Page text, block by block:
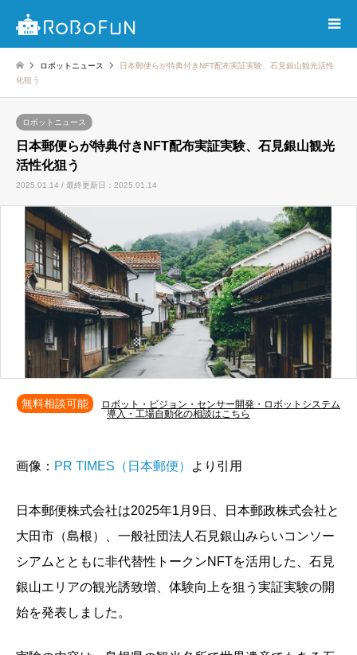
ロボットニュース
日本郵便らが特典付きNFT配布実証実験、石見銀山観光活性
化狙う
ロボットニュース
日本郵便らが特典付きNFT配布実証実験、石見銀山観光
活性化狙う
2025.01.14 / 最終更新日：2025.01.14
無料相談可能
ロボット・ビジョン・センサー開発・ロボットシステム
導入・工場自動化の相談はこちら
画像： PR TIMES（日本郵便） より引用
日本郵便株式会社は2025年1月9日、日本郵政株式会社と
大田市（島根）、一般社団法人石見銀山みらいコンソー
シアムとともに非代替性トークンNFTを活用した、石見
銀山エリアの観光誘致増、体験向上を狙う実証実験の開
始を発表しました。